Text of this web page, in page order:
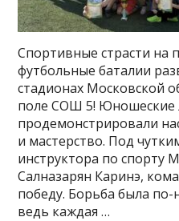
Спортивные страсти на
футбольные баталии
стадионах Московской
поле СОШ 5! Юношеские
продемонстрировали
и мастерство. Под
инструктора по
Салназарян Каринэ,
победу. Борьба была
ведь каждая …